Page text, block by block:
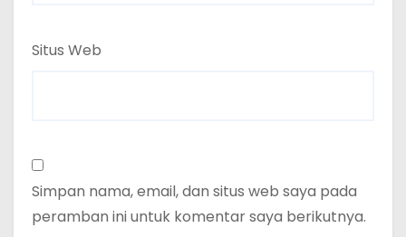
Situs Web
Simpan nama, email, dan situs web saya pada
peramban ini untuk komentar saya berikutnya.